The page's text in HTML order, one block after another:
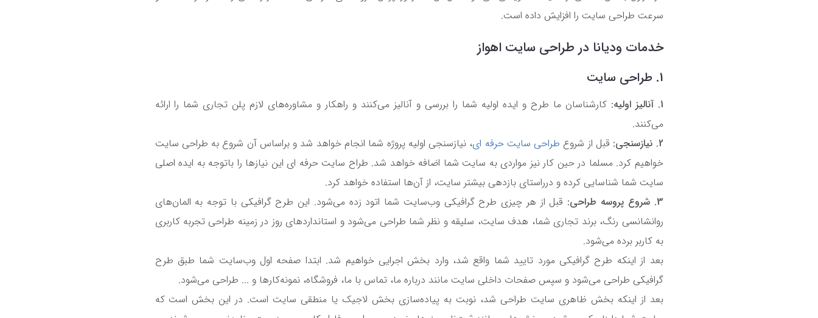
سرعت طراحی سایت را افزایش داده است.
خدمات ودیانا در طراحی سایت اهواز
1. طراحی سایت
1. آنالیز اولیه:
کارشناسان ما طرح و ایده اولیه شما را بررسی و آنالیز می‌کنند و راهکار و مشاوره‌های لازم پلن تجاری شما را ارائه
می‌کنند.
2. نیازسنجی:
قبل از شروع طراحی سایت حرفه ای، نیازسنجی اولیه پروژه شما انجام خواهد شد و براساس آن شروع به طراحی سایت
خواهیم کرد. مسلما در حین کار نیز مواردی به سایت شما اضافه خواهد شد. طراح سایت حرفه ‌ای این نیازها را باتوجه به ایده اصلی
سایت شما شناسایی کرده و درراستای بازدهی بیشتر سایت، از آن‌ها استفاده خواهد کرد.
3. شروع پروسه طراحی:
قبل از هر چیزی طرح گرافیکی وب‌سایت شما اتود زده می‌شود. این طرح گرافیکی با توجه به المان‌های
روانشانسی رنگ، برند تجاری شما، هدف سایت، سلیقه و نظر شما طراحی می‌شود و استانداردهای روز در زمینه طراحی تجربه کاربری
به کاربر برده می‌شود.
بعد از اینکه طرح گرافیکی مورد تایید شما واقع شد، وارد بخش اجرایی خواهیم شد. ابتدا صفحه اول وب‌سایت شما طبق طرح
گرافیکی طراحی می‌شود و سپس صفحات داخلی سایت مانند درباره ما، تماس با ما، فروشگاه، نمونه‌کارها و ... طراحی می‌شود.
بعد از اینکه بخش ظاهری سایت طراحی شد، نوبت به پیاده‌سازی بخش لاجیک یا منطقی سایت است. در این بخش است که